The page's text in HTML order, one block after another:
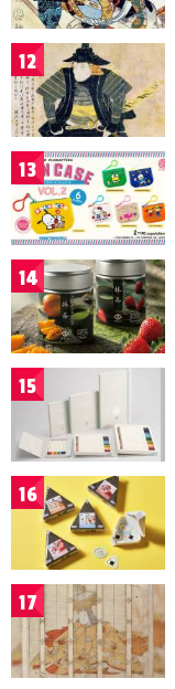
12
13
14
15
16
17